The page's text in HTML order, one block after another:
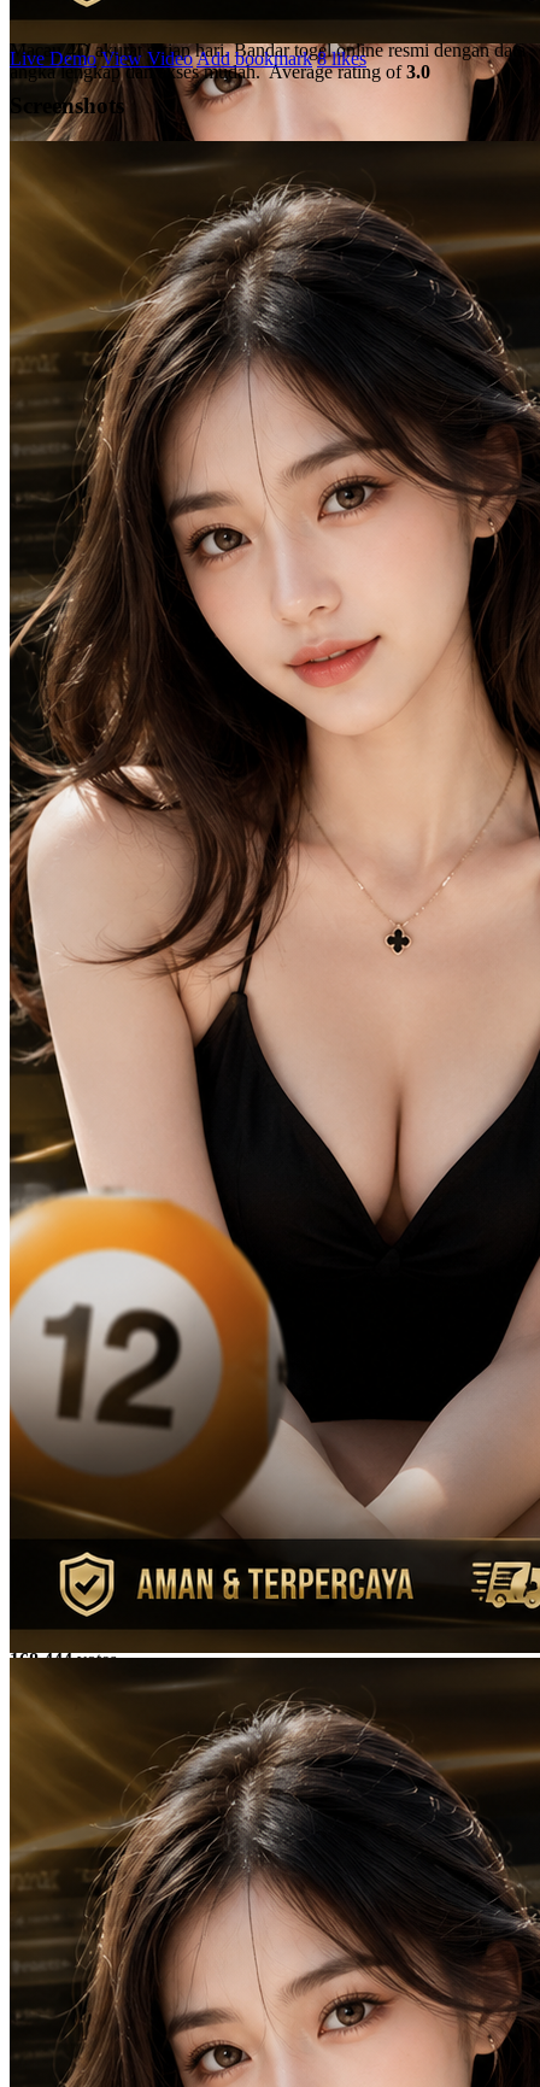
TOTO121 ⭐️ Situs Toto Online
Gacor Hari Ini dengan RTP
Tinggi dan Jackpot
BesarTOTO121 Prediksi
Akurat Situs Toto Macau 4D &
Bandar Togel Online Resmi
Terbaik
Gabung di TOTO121 untuk mendapatkan prediksi situs Toto
Macau 4D akurat setiap hari. Bandar togel online resmi dengan data
168.444votes
Macau 4D akurat setiap hari. Bandar togel online resmi dengan data
angka lengkap dan akses mudah. Average rating of3.0
Live Demo View VideoAdd bookmark 8 likes
Screenshots